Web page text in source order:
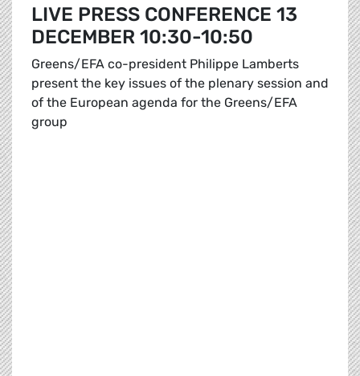
LIVE PRESS CONFERENCE 13
DECEMBER 10:30-10:50
Greens/EFA co-president Philippe Lamberts
present the key issues of the plenary session and
of the European agenda for the Greens/EFA
group